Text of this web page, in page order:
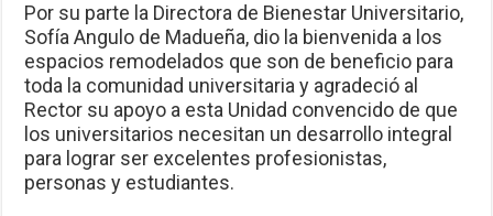
Por su parte la Directora de Bienestar Universitario,
Sofía Angulo de Madueña, dio la bienvenida a los
espacios remodelados que son de beneficio para
toda la comunidad universitaria y agradeció al
Rector su apoyo a esta Unidad convencido de que
los universitarios necesitan un desarrollo integral
para lograr ser excelentes profesionistas,
personas y estudiantes.